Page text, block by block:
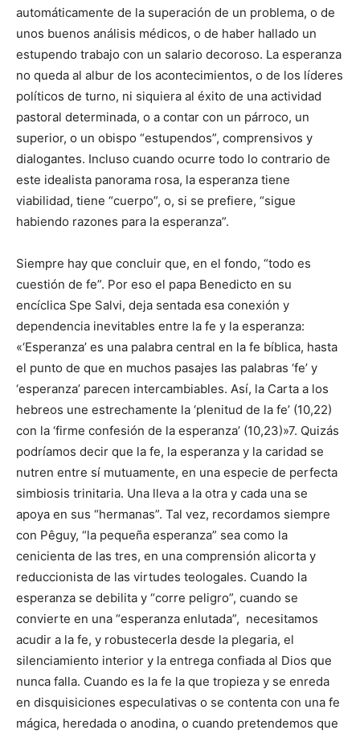
automáticamente de la superación de un problema, o de
unos buenos análisis médicos, o de haber hallado un
estupendo trabajo con un salario decoroso. La esperanza
no queda al albur de los acontecimientos, o de los líderes
políticos de turno, ni siquiera al éxito de una actividad
pastoral determinada, o a contar con un párroco, un
superior, o un obispo “estupendos”, comprensivos y
dialogantes. Incluso cuando ocurre todo lo contrario de
este idealista panorama rosa, la esperanza tiene
viabilidad, tiene “cuerpo”, o, si se prefiere, “sigue
habiendo razones para la esperanza”.
Siempre hay que concluir que, en el fondo, “todo es
cuestión de fe”. Por eso el papa Benedicto en su
encíclica Spe Salvi, deja sentada esa conexión y
dependencia inevitables entre la fe y la esperanza:
«‘Esperanza’ es una palabra central en la fe bíblica, hasta
el punto de que en muchos pasajes las palabras ‘fe’ y
‘esperanza’ parecen intercambiables. Así, la Carta a los
hebreos une estrechamente la ‘plenitud de la fe’ (10,22)
con la ‘firme confesión de la esperanza’ (10,23)»7. Quizás
podríamos decir que la fe, la esperanza y la caridad se
nutren entre sí mutuamente, en una especie de perfecta
simbiosis trinitaria. Una lleva a la otra y cada una se
apoya en sus “hermanas”. Tal vez, recordamos siempre
con Pêguy, “la pequeña esperanza” sea como la
cenicienta de las tres, en una comprensión alicorta y
reduccionista de las virtudes teologales. Cuando la
esperanza se debilita y “corre peligro”, cuando se
convierte en una “esperanza enlutada”, necesitamos
acudir a la fe, y robustecerla desde la plegaria, el
silenciamiento interior y la entrega confiada al Dios que
nunca falla. Cuando es la fe la que tropieza y se enreda
en disquisiciones especulativas o se contenta con una fe
mágica, heredada o anodina, o cuando pretendemos que